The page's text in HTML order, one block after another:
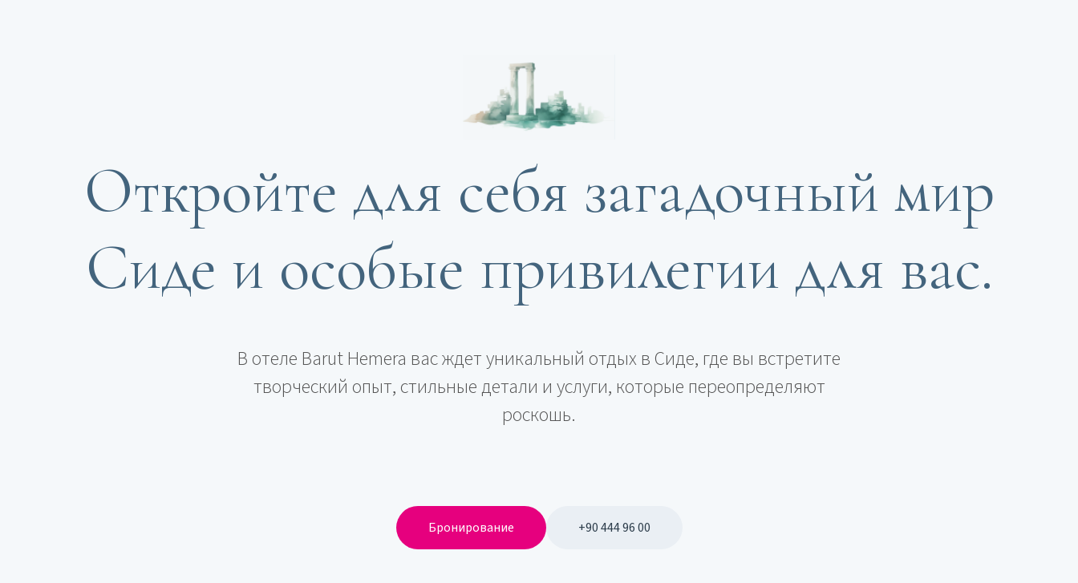
Откройте для себя загадочный мир
Сиде и особые привилегии для вас.
В отеле Barut Hemera вас ждет уникальный отдых в Сиде, где вы встретите
творческий опыт, стильные детали и услуги, которые переопределяют
роскошь.
Бронирование +90 444 96 00